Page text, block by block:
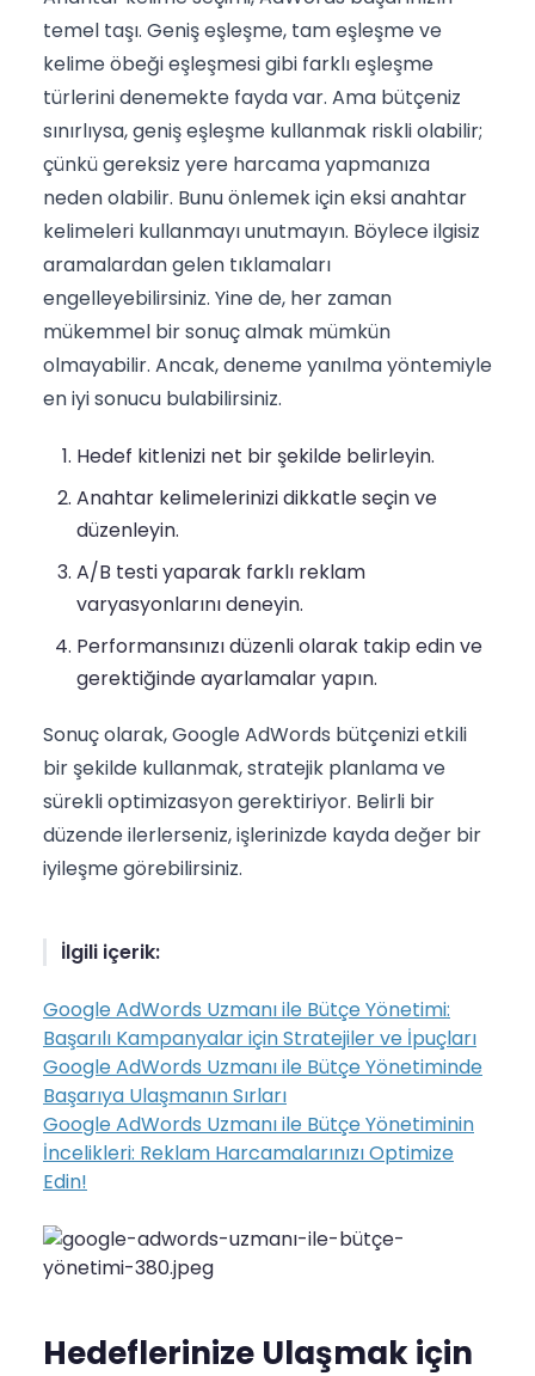
temel taşı. Geniş eşleşme, tam eşleşme ve
kelime öbeği eşleşmesi gibi farklı eşleşme
türlerini denemekte fayda var. Ama bütçeniz
sınırlıysa, geniş eşleşme kullanmak riskli olabilir;
çünkü gereksiz yere harcama yapmanıza
neden olabilir. Bunu önlemek için eksi anahtar
kelimeleri kullanmayı unutmayın. Böylece ilgisiz
aramalardan gelen tıklamaları
engelleyebilirsiniz. Yine de, her zaman
mükemmel bir sonuç almak mümkün
olmayabilir. Ancak, deneme yanılma yöntemiyle
en iyi sonucu bulabilirsiniz.
Hedef kitlenizi net bir şekilde belirleyin.
Anahtar kelimelerinizi dikkatle seçin ve
düzenleyin.
A/B testi yaparak farklı reklam
varyasyonlarını deneyin.
Performansınızı düzenli olarak takip edin ve
gerektiğinde ayarlamalar yapın.
Sonuç olarak, Google AdWords bütçenizi etkili
bir şekilde kullanmak, stratejik planlama ve
sürekli optimizasyon gerektiriyor. Belirli bir
düzende ilerlerseniz, işlerinizde kayda değer bir
iyileşme görebilirsiniz.
İlgili içerik:
Google AdWords Uzmanı ile Bütçe Yönetimi:
Başarılı Kampanyalar için Stratejiler ve İpuçları
Google AdWords Uzmanı ile Bütçe Yönetiminde
Başarıya Ulaşmanın Sırları
Google AdWords Uzmanı ile Bütçe Yönetiminin
İncelikleri: Reklam Harcamalarınızı Optimize
Edin!
Hedeflerinize Ulaşmak için